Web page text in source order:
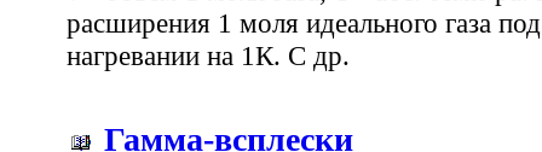
расширения 1 моля идеального газа
нагревании на 1К. С др.
Гамма-всплески